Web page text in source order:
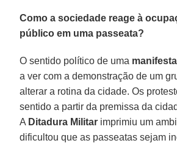
Como a sociedade reage à
público em uma passeata?
O sentido político de uma
a ver com a demonstração de um
alterar a rotina da cidade. Os
sentido a partir da premissa da
A Ditadura Militar imprimiu um
dificultou que as passeatas sejam